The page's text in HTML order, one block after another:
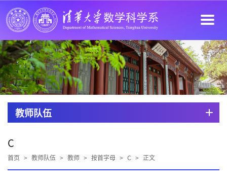
教师队伍
C
首页 > 教师队伍 > 教师 > 按首字母 > C > 正文